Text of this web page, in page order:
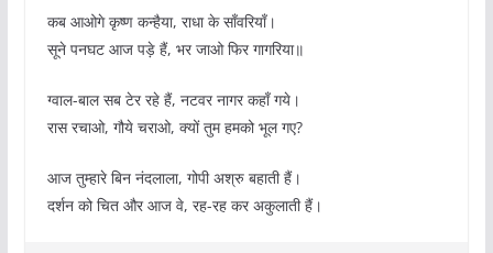
कब आओगे कृष्ण कन्हैया, राधा के साँवरियाँ।
सूने पनघट आज पड़े हैं, भर जाओ फिर गागरिया॥
ग्वाल-बाल सब टेर रहे हैं, नटवर नागर कहाँ गये।
रास रचाओ, गौये चराओ, क्यों तुम हमको भूल गए?
आज तुम्हारे बिन नंदलाला, गोपी अश्रु बहाती हैं।
दर्शन को चित और आज वे, रह-रह कर अकुलाती हैं।